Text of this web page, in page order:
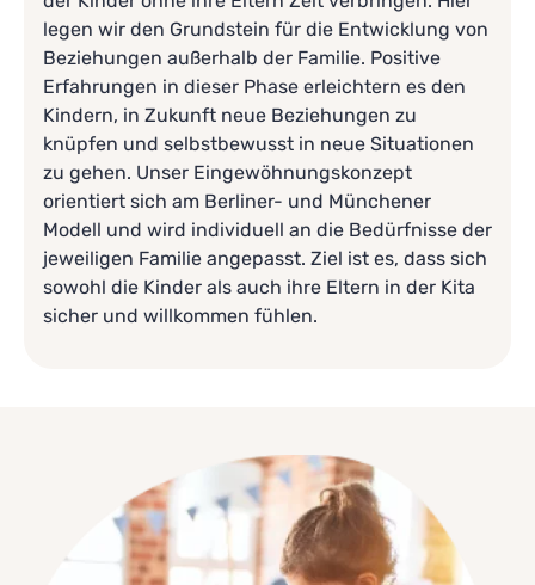
legen wir den Grundstein für die Entwicklung von
Beziehungen außerhalb der Familie. Positive
Erfahrungen in dieser Phase erleichtern es den
Kindern, in Zukunft neue Beziehungen zu
knüpfen und selbstbewusst in neue Situationen
zu gehen. Unser Eingewöhnungskonzept
orientiert sich am Berliner- und Münchener
Modell und wird individuell an die Bedürfnisse der
jeweiligen Familie angepasst. Ziel ist es, dass sich
sowohl die Kinder als auch ihre Eltern in der Kita
sicher und willkommen fühlen.